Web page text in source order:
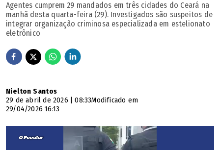
Nota da FGV
A Fundação Getulio Vargas cumpriu integralmente a
decisão judicial que determinou a reaplicação do Exame
Biofísico do candidato Matheus Menezes Matos, com a
oficial publicado na página do certame.
em 15/05/2026 e, após a análise dos eventuais recursos
Agentes cumprem 29 mandados em três cidades do Ceará na
manhã desta quarta-feira (29). Investigados são suspeitos de
integrar organização criminosa especializada em estelionato
eletrônico
Nielton Santos
29 de abril de 2026 | 08:33Modificado em
29/04/2026 16:13